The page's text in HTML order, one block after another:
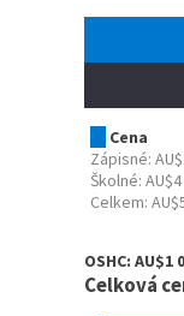
Cena
Zápisné:
Školné:
Celkem:
OSHC: AU$1
Celková